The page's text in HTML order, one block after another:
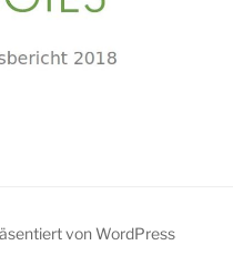
von WordPress